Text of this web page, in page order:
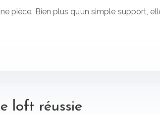
pièce. Bien plus qu’un simple support,
loft réussie